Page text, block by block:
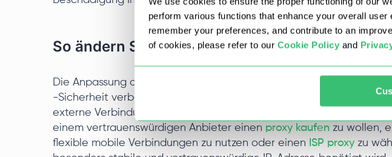
perform various functions that enhance your overall
remember your preferences, and contribute to an
of cookies, please refer to our Cookie Policy and
So ändern Sie die MAC-Adresse unter Windows
Die Anpassung der Konfiguration Ihrer Netzwerkverbindung kann
-Sicherheit verbessern. Wenn neben der Änderung lokaler
externe Verbindungsoptionen relevant sind, kann es je nach
einem vertrauenswürdigen Anbieter einen proxy kaufen zu wollen,
flexible mobile Verbindungen zu nutzen oder einen ISP proxy zu